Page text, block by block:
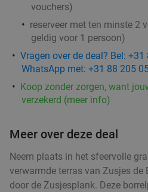
vouchers)
reserveer met ten minste 2
geldig voor 1 persoon)
Vragen over de deal? Bel:
WhatsApp met: +31 88 205
Koop zonder zorgen, want
verzekerd (meer info)
Meer over deze deal
Neem plaats in het sfeervolle
verwarmde terras van Zusjes de
door de Zusjesplank. Deze